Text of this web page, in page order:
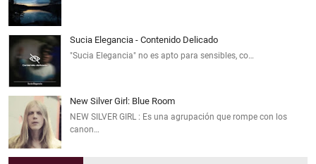
Sucia Elegancia - Contenido Delicado
"Sucia Elegancia" no es apto para sensibles, co…
New Silver Girl: Blue Room
NEW SILVER GIRL : Es una agrupación que rompe con los
canon…